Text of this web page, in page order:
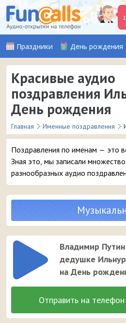
Праздники День рождения
Красивые аудио
поздравления
День рождения
Главная Именные поздравления
Поздравления по именам — это
Зная это, мы записали
разнообразных аудио
чтобы вы могли с выдумкой
или знакомого с именем Ильнур.
поздравление и в 3 клика
парню.
Владимир
дедушке
на День